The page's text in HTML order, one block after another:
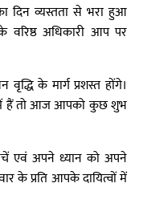
दिन व्यस्तता से भरा हुआ
अधिकारी आप पर
के मार्ग प्रशस्त होंगे।
में हैं तो आज आपको कुछ शुभ
एवं अपने ध्यान को अपने
के प्रति आपके दायित्वों में